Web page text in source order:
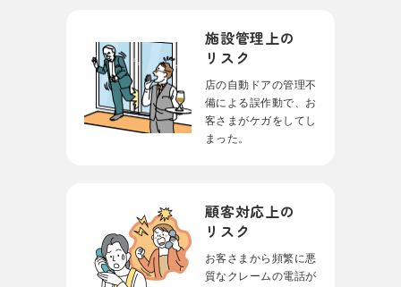
施設管理上の
リスク
店の自動ドアの管理不
備による誤作動で、お
客さまがケガをしてし
まった。
顧客対応上の
リスク
お客さまから頻繁に悪
質なクレームの電話が